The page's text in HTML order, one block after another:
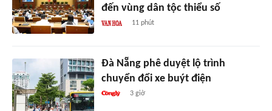
đến vùng dân tộc thiểu số
11 phút
Đà Nẵng phê duyệt lộ trình
chuyển đổi xe buýt điện
3 giờ